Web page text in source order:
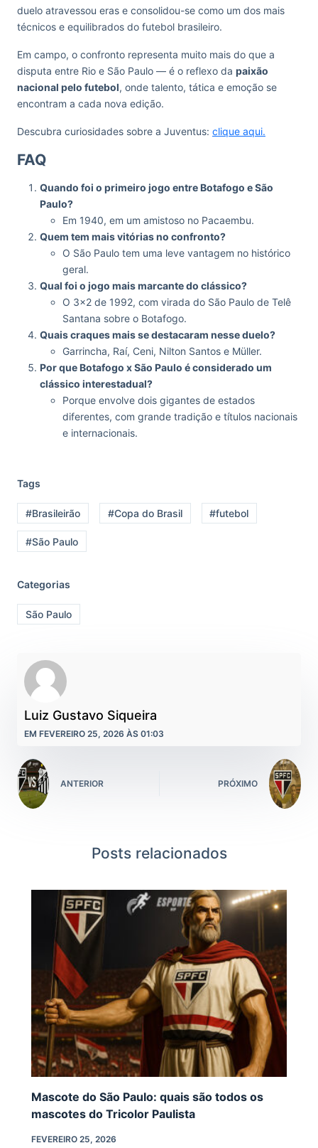
duelo atravessou eras e consolidou-se como um dos mais
técnicos e equilibrados do futebol brasileiro.
Em campo, o confronto representa muito mais do que a
disputa entre Rio e São Paulo — é o reflexo da paixão
nacional pelo futebol, onde talento, tática e emoção se
encontram a cada nova edição.
Descubra curiosidades sobre a Juventus: clique aqui.
FAQ
Quando foi o primeiro jogo entre Botafogo e São
Paulo?
Em 1940, em um amistoso no Pacaembu.
Quem tem mais vitórias no confronto?
O São Paulo tem uma leve vantagem no histórico
geral.
Qual foi o jogo mais marcante do clássico?
O 3×2 de 1992, com virada do São Paulo de Telê
Santana sobre o Botafogo.
Quais craques mais se destacaram nesse duelo?
Garrincha, Raí, Ceni, Nilton Santos e Müller.
Por que Botafogo x São Paulo é considerado um
clássico interestadual?
Porque envolve dois gigantes de estados
diferentes, com grande tradição e títulos nacionais
e internacionais.
Tags
#Brasileirão #Copa do Brasil #futebol
#São Paulo
Categorias
São Paulo
Luiz Gustavo Siqueira
EM FEVEREIRO 25, 2026 ÀS 01:03
ANTERIOR PRÓXIMO
Posts relacionados
Mascote do São Paulo: quais são todos os
mascotes do Tricolor Paulista
FEVEREIRO 25, 2026